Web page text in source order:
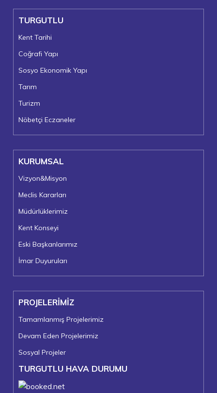
TURGUTLU
Kent Tarihi
Coğrafi Yapı
Sosyo Ekonomik Yapı
Tarım
Turizm
Nöbetçi Eczaneler
KURUMSAL
Vizyon&Misyon
Meclis Kararları
Müdürlüklerimiz
Kent Konseyi
Eski Başkanlarımız
İmar Duyuruları
PROJELERİMİZ
Tamamlanmış Projelerimiz
Devam Eden Projelerimiz
Sosyal Projeler
TURGUTLU HAVA DURUMU